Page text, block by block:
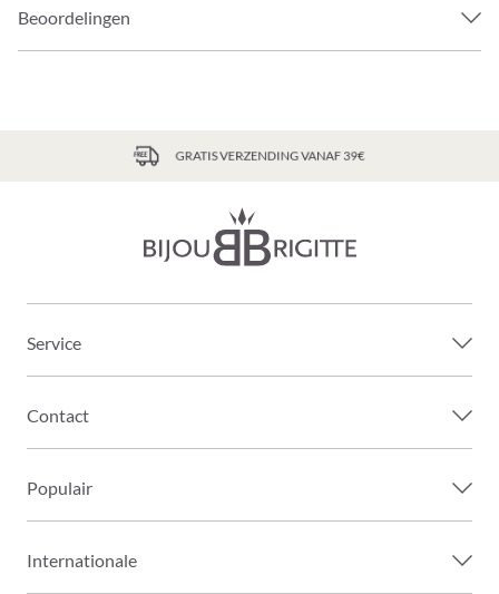
Beoordelingen
GRATIS VERZENDING VANAF 39€
Service
Contact
Populair
Internationale